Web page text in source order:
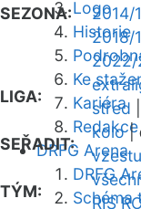
Logo
Historie
Ke
Kariéra
DRFG Arena
DRFG
Schéma
SEZONA:
2014/
2018/
2022/
LIGA:
střed
SEŘADIT:
kolo|
TÝM:
RIS